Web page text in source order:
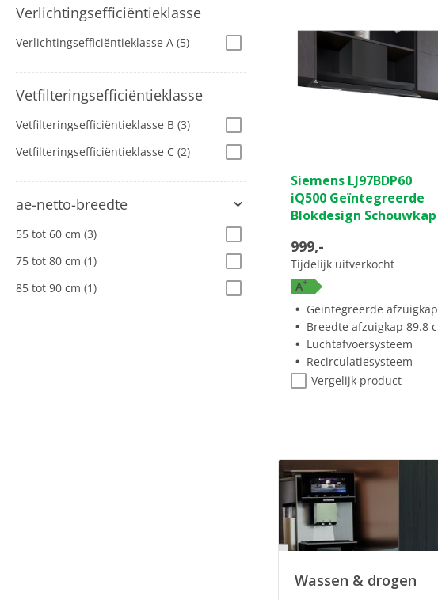
Verlichtingsefficiëntieklasse
Verlichtingsefficiëntieklasse A (5)
Vetfilteringsefficiëntieklasse
Vetfilteringsefficiëntieklasse B (3)
Vetfilteringsefficiëntieklasse C (2)
ae-netto-breedte
55 tot 60 cm (3)
75 tot 80 cm (1)
85 tot 90 cm (1)
Siemens LJ97BDP60
iQ500 Geïntegreerde
Blokdesign Schouwkap
999,-
Tijdelijk uitverkocht
A+
Geintegreerde afzuigkap
Breedte afzuigkap 89.8 cm
Luchtafvoersysteem
Recirculatiesysteem
Vergelijk product
Wassen & drogen